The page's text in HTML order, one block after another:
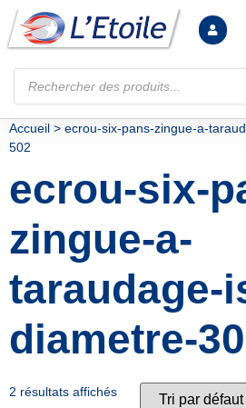
Accueil > ecrou-six-pans-zingue-a-
502
ecrou-six-
zingue-a-
taraudage-
diametre-
2 résultats affichés